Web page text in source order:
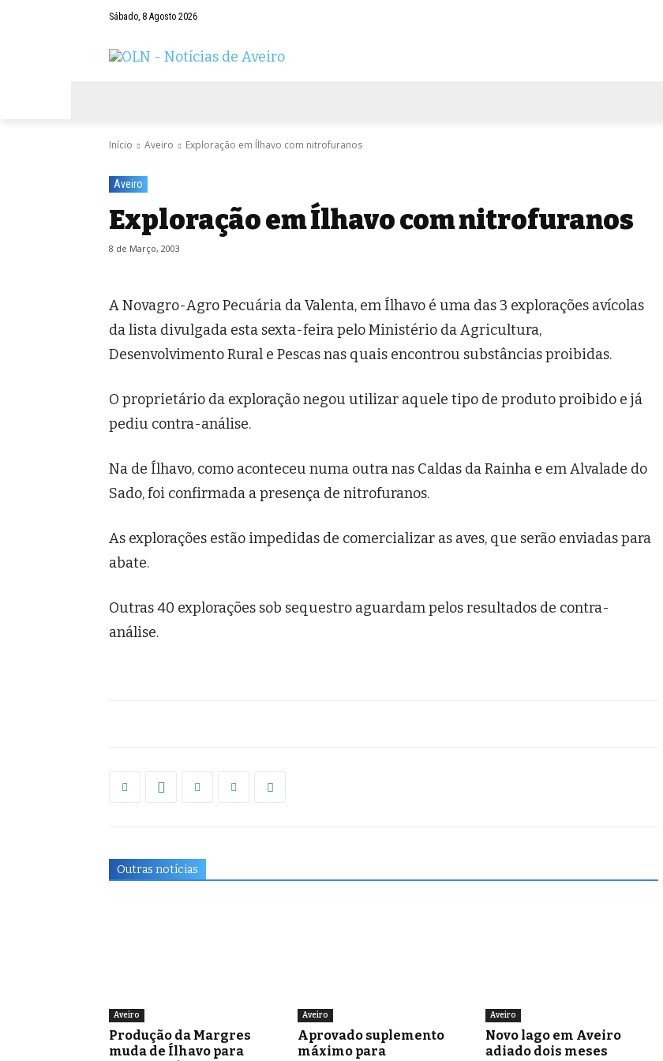
Sábado, 8 Agosto 2026
Início Aveiro Exploração em Ílhavo com nitrofuranos
Aveiro
Exploração em Ílhavo com nitrofuranos
8 de Março, 2003
A Novagro-Agro Pecuária da Valenta, em Ílhavo é uma das 3 explorações avícolas
da lista divulgada esta sexta-feira pelo Ministério da Agricultura,
Desenvolvimento Rural e Pescas nas quais encontrou substâncias proibidas.
O proprietário da exploração negou utilizar aquele tipo de produto proibido e já
pediu contra-análise.
Na de Ílhavo, como aconteceu numa outra nas Caldas da Rainha e em Alvalade do
Sado, foi confirmada a presença de nitrofuranos.
As explorações estão impedidas de comercializar as aves, que serão enviadas para
abate.
Outras 40 explorações sob sequestro aguardam pelos resultados de contra-
análise.
Outras notícias
Aveiro
Produção da Margres
muda de Ílhavo para
Aveiro
Aprovado suplemento
máximo para
Aveiro
Novo lago em Aveiro
adiado dois meses